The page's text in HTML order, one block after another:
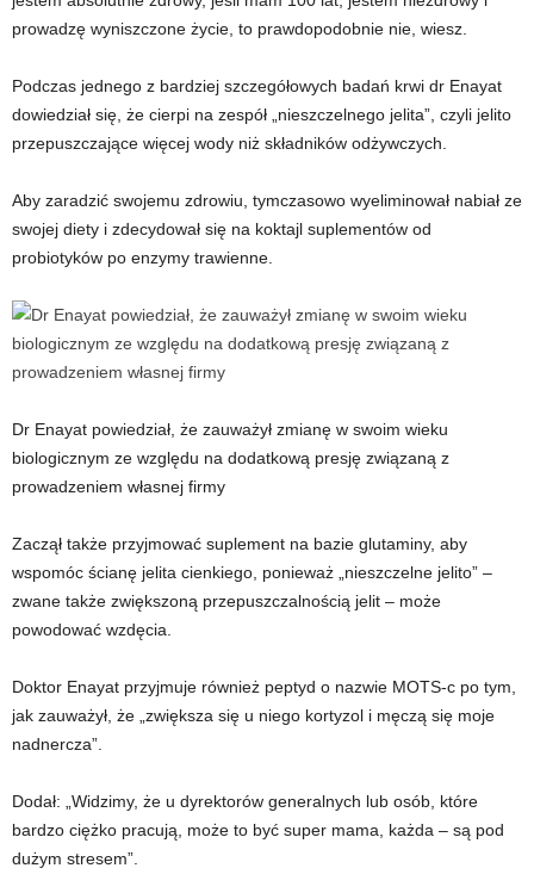
prowadzę wyniszczone życie, to prawdopodobnie nie, wiesz.
Podczas jednego z bardziej szczegółowych badań krwi dr Enayat
dowiedział się, że cierpi na zespół „nieszczelnego jelita”, czyli jelito
przepuszczające więcej wody niż składników odżywczych.
Aby zaradzić swojemu zdrowiu, tymczasowo wyeliminował nabiał ze
swojej diety i zdecydował się na koktajl suplementów od
probiotyków po enzymy trawienne.
Dr Enayat powiedział, że zauważył zmianę w swoim wieku
biologicznym ze względu na dodatkową presję związaną z
prowadzeniem własnej firmy
Zaczął także przyjmować suplement na bazie glutaminy, aby
wspomóc ścianę jelita cienkiego, ponieważ „nieszczelne jelito” –
zwane także zwiększoną przepuszczalnością jelit – może
powodować wzdęcia.
Doktor Enayat przyjmuje również peptyd o nazwie MOTS-c po tym,
jak zauważył, że „zwiększa się u niego kortyzol i męczą się moje
nadnercza”.
Dodał: „Widzimy, że u dyrektorów generalnych lub osób, które
bardzo ciężko pracują, może to być super mama, każda – są pod
dużym stresem”.